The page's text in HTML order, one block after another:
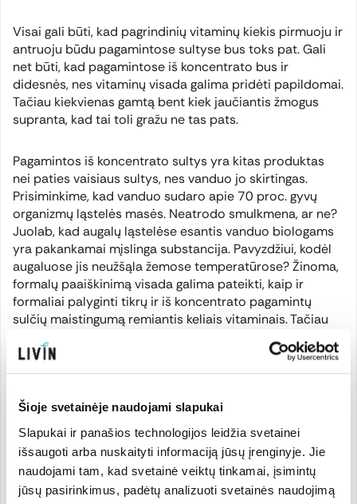
Šioje svetainėje naudojami slapukai
Slapukai ir panašios technologijos leidžia svetainei
išsaugoti arba nuskaityti informaciją jūsų įrenginyje. Jie
naudojami tam, kad svetainė veiktų tinkamai, įsimintų
jūsų pasirinkimus, padėtų analizuoti svetainės naudojimą
Visai gali būti, kad pagrindinių vitaminų kiekis pirmuoju ir
antruoju būdu pagamintose sultyse bus toks pat. Gali
net būti, kad pagamintose iš koncentrato bus ir
didesnės, nes vitaminų visada galima pridėti papildomai.
Tačiau kiekvienas gamtą bent kiek jaučiantis žmogus
supranta, kad tai toli gražu ne tas pats.
Pagamintos iš koncentrato sultys yra kitas produktas
nei paties vaisiaus sultys, nes vanduo jo skirtingas.
Prisiminkime, kad vanduo sudaro apie 70 proc. gyvų
organizmų ląstelės masės. Neatrodo smulkmena, ar ne?
Juolab, kad augalų ląstelėse esantis vanduo biologams
yra pakankamai mįslinga substancija. Pavyzdžiui, kodėl
augaluose jis neužšąla žemose temperatūrose? Žinoma,
formalų paaiškinimą visada galima pateikti, kaip ir
formaliai palyginti tikrų ir iš koncentrato pagamintų
sulčių maistingumą remiantis keliais vitaminais. Tačiau
tiems, kurie į savo sveikatą nežvelgia formaliai, to
nepakanka.
Neformaliai žvelgiant svarbu, kaip yra iš tikrųjų, o ne tai,
ką galima pamatuoti ir teisiškai įtvirtinti. Šiandien
produktų aprašuose negalima minėti jokios kitos
maistinės medžiagos, kaip tik nustatyti 27 vitaminai ir
mikroelementai. Negalima sakyti, kad augale yra, pvz.,
antioksidantų, pigmentų, nors egzistuoja mokslo